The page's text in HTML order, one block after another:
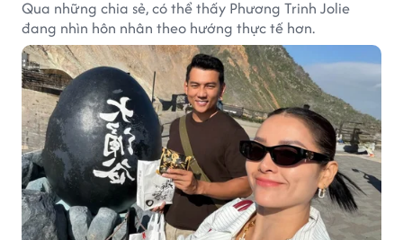
Qua những chia sẻ, có thể thấy Phương Trinh Jolie
đang nhìn hôn nhân theo hướng thực tế hơn.